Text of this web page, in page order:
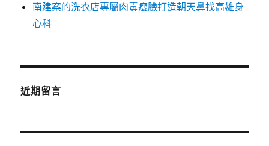
南建案的洗衣店專屬肉毒瘦臉打造朝天鼻找高雄身
心科
近期留言